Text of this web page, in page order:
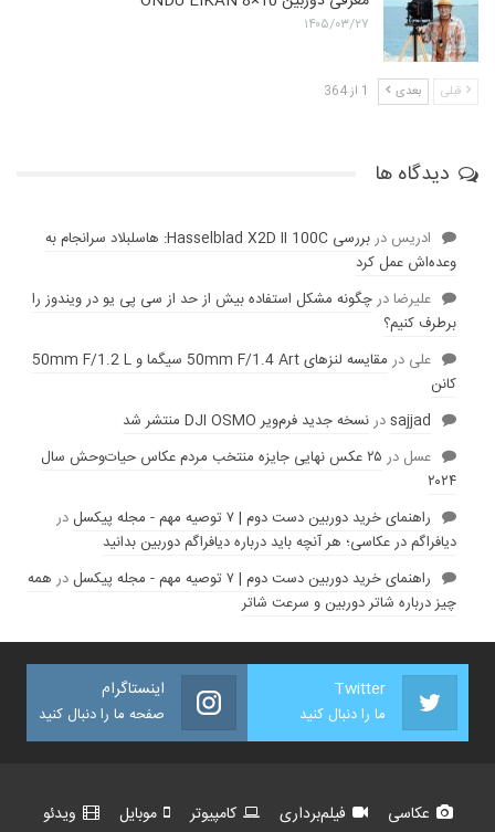
۱۴۰۵/۰۳/۲۷
قبلی بعدی 1 از 364
دیدگاه ها
ادریس در
بررسی Hasselblad X2D II 100C: هاسلبلاد سرانجام به
وعده‌‌اش عمل کرد
عليرضادرچگونه مشکل استفاده بیش از حد از سی پی یو در ویندوز را
برطرف کنیم؟
علی در
مقایسه لنز‌های 50mm F/1.4 Art سیگما و 50mm F/1.2 L
کانن
sajjadدرنسخه جدید فرم‌ویر DJI OSMO منتشر شد
عسل در
۲۵ عکس نهایی جایزه منتخب مردم عکاس حیات‌وحش سال
۲۰۲۴
راهنمای خرید دوربین دست دوم | ۷ توصیه مهم - مجله پیکسل
در
دیافراگم در عکاسی؛ هر آنچه باید درباره دیافراگم دوربین بدانید
راهنمای خرید دوربین دست دوم | ۷ توصیه مهم - مجله پیکسل
در همه
چیز درباره شاتر دوربین و سرعت شاتر
Twitter
ما را دنبال کنید
اینستاگرام
صفحه ما را دنبال کنید
عکاسی فیلم‌برداری کامپیوتر موبایل ویدئو